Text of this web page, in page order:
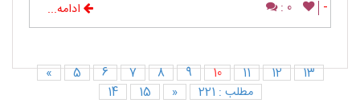
-
0 : ادامه...
« 5 6 7 8 9 10 11 12
13
14
15 « مطلب : 221